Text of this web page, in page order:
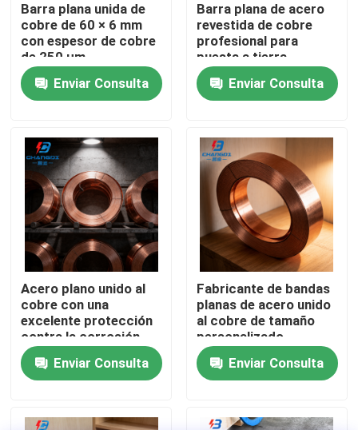
Productos
Videos
Visita a la fábrica
Control de Calidad
Contacto
noticias
Todos los casos
Solicitar una cotización
Barra plana unida de
cobre de 60 × 6 mm
con espesor de cobre
de 250 μm
Enviar Consulta
Barra plana de acero
revestida de cobre
profesional para
puesta a tierra
industrial
Enviar Consulta
Acero plano unido al
cobre con una
excelente protección
contra la corrosión
Enviar Consulta
Fabricante de bandas
planas de acero unido
al cobre de tamaño
personalizado
Enviar Consulta